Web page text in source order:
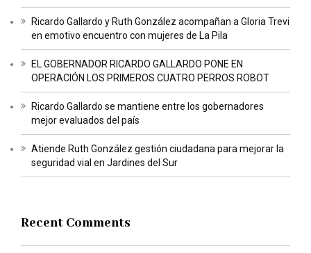
Ricardo Gallardo y Ruth González acompañan a Gloria Trevi
en emotivo encuentro con mujeres de La Pila
EL GOBERNADOR RICARDO GALLARDO PONE EN
OPERACIÓN LOS PRIMEROS CUATRO PERROS ROBOT
Ricardo Gallardo se mantiene entre los gobernadores
mejor evaluados del país
Atiende Ruth González gestión ciudadana para mejorar la
seguridad vial en Jardines del Sur
Recent Comments